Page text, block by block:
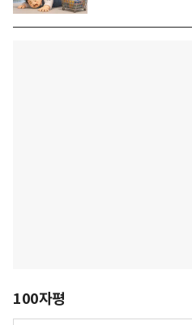
100자평